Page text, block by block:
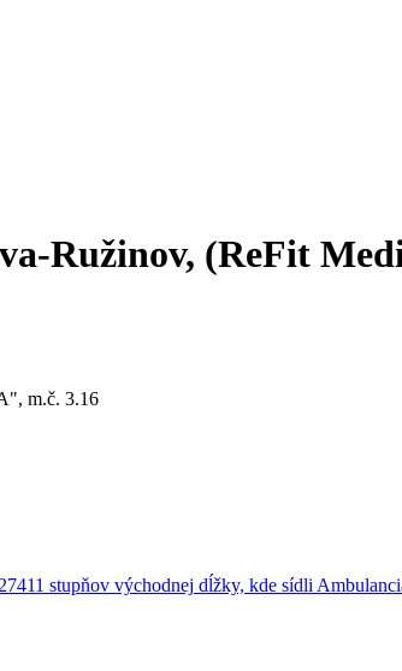
Ružinov, (ReFit
m.č. 3.16